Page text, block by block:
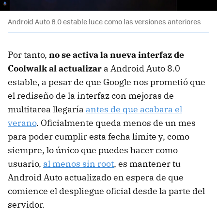
Android Auto 8.0 estable luce como las versiones anteriores
Por tanto, no se activa la nueva interfaz de
Coolwalk al actualizar a Android Auto 8.0
estable, a pesar de que Google nos prometió que
el rediseño de la interfaz con mejoras de
multitarea llegaría antes de que acabara el
verano. Oficialmente queda menos de un mes
para poder cumplir esta fecha límite y, como
siempre, lo único que puedes hacer como
usuario, al menos sin root, es mantener tu
Android Auto actualizado en espera de que
comience el despliegue oficial desde la parte del
servidor.